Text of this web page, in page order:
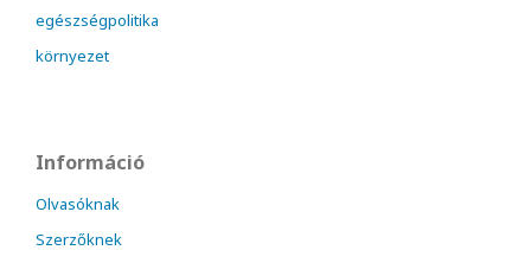
egészségpolitika
környezet
Információ
Olvasóknak
Szerzőknek